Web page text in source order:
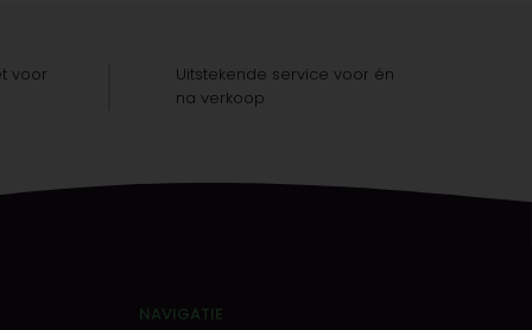
voor
Uitstekende service voor én
na verkoop
NAVIGATIE